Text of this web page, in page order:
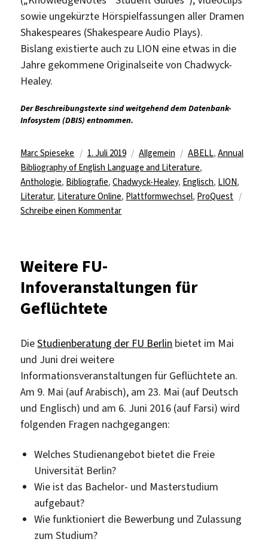
sowie ungekürzte Hörspielfassungen aller Dramen
Shakespeares (Shakespeare Audio Plays).
Bislang existierte auch zu LION eine etwas in die
Jahre gekommene Originalseite von Chadwyck-
Healey.
Der Beschreibungstexte sind weitgehend dem Datenbank-
Infosystem (DBIS) entnommen.
Autor
Marc Spieseke
Veröffentlicht
am
1. Juli 2019 Kategorien
Allgemein Schlagwörter
ABELL, Annual
Bibliography of English Language and Literature,
Anthologie, Bibliografie,Chadwyck-Healey, Englisch, LION,
Literatur, Literature Online, Plattformwechsel, ProQuest
Schreibe einen Kommentarzu
„LION“
ziehen
Plattform
Weitere FU-
Infoveranstaltungen für
Geflüchtete
DieStudienberatung der FU Berlin bietet im Mai
und Juni drei weitere
Informationsveranstaltungen für Geflüchtete an.
Am 9. Mai (auf Arabisch), am 23. Mai (auf Deutsch
und Englisch) und am 6. Juni 2016 (auf Farsi) wird
folgenden Fragen nachgegangen:
Welches Studienangebot bietet die Freie
Universität Berlin?
Wie ist das Bachelor- und Masterstudium
aufgebaut?
Wie funktioniert die Bewerbung und Zulassung
zum Studium?